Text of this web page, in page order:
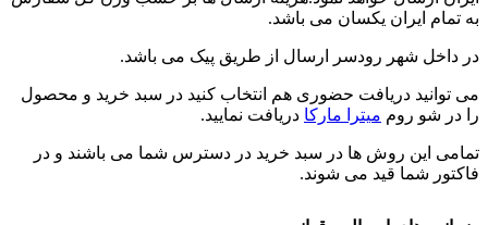
به تمام ایران یکسان می باشد.
در داخل شهر رودسر ارسال از طریق پیک می باشد.
می توانید دریافت حضوری هم انتخاب کنید در سبد خرید و محصول
را در شو روم میترا مارکا دریافت نمایید.
تمامی این روش ها در سبد خرید در دسترس شما می باشند و در
فاکتور شما قید می شوند.